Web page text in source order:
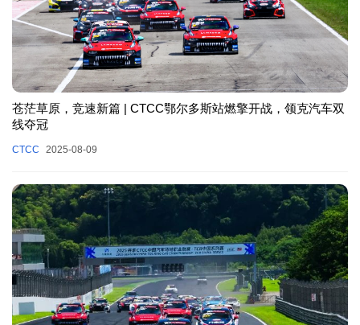
苍茫草原，竞速新篇 | CTCC鄂尔多斯站燃擎开战，领克汽车双
线夺冠
CTCC 2025-08-09